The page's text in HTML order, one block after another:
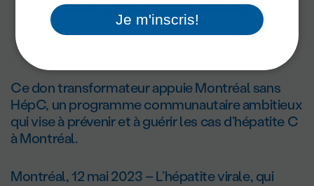
Ce don transformateur appuie Montréal sans
HépC, un programme communautaire ambitieux
qui vise à prévenir et à guérir les cas d’hépatite C
à Montréal.
Montréal, 12 mai 2023 – L’hépatite virale, qui
email
Je m'inscris!